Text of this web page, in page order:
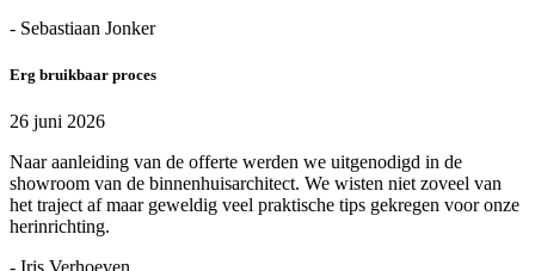
- Sebastiaan Jonker
Erg bruikbaar proces
26 juni 2026
Naar aanleiding van de offerte werden we uitgenodigd in de
showroom van de binnenhuisarchitect. We wisten niet zoveel van
het traject af maar geweldig veel praktische tips gekregen voor onze
herinrichting.
- Iris Verhoeven